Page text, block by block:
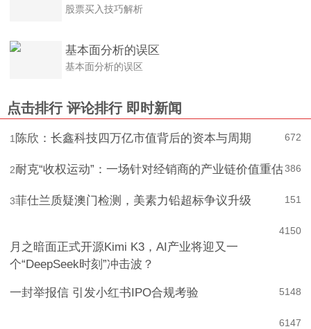
股票买入技巧解析
基本面分析的误区
基本面分析的误区
点击排行 评论排行 即时新闻
672
1 陈欣：长鑫科技四万亿市值背后的资本与周期
386
2耐克“收权运动”：一场针对经销商的产业链价值重估
151
3菲仕兰质疑澳门检测，美素力铅超标争议升级
150
4
月之暗面正式开源Kimi K3，AI产业将迎又一
个“DeepSeek时刻”冲击波？
148
5
一封举报信 引发小红书IPO合规考验
147
6